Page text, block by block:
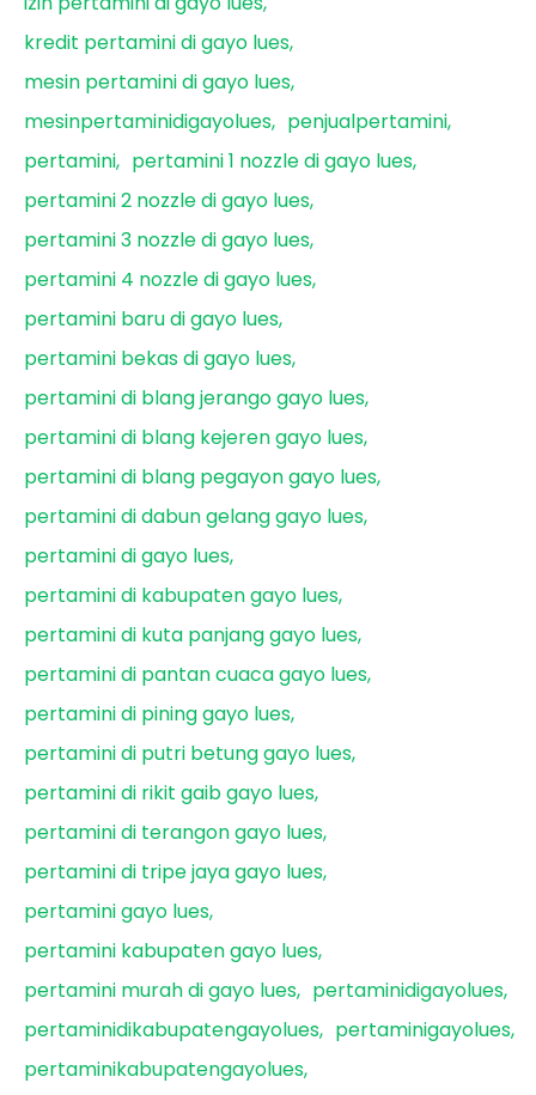
kredit pertamini di gayo lues
mesin pertamini di gayo lues
mesinpertaminidigayolues
penjualpertamini
pertamini
pertamini 1 nozzle di gayo lues
pertamini 2 nozzle di gayo lues
pertamini 3 nozzle di gayo lues
pertamini 4 nozzle di gayo lues
pertamini baru di gayo lues
pertamini bekas di gayo lues
pertamini di blang jerango gayo lues
pertamini di blang kejeren gayo lues
pertamini di blang pegayon gayo lues
pertamini di dabun gelang gayo lues
pertamini di gayo lues
pertamini di kabupaten gayo lues
pertamini di kuta panjang gayo lues
pertamini di pantan cuaca gayo lues
pertamini di pining gayo lues
pertamini di putri betung gayo lues
pertamini di rikit gaib gayo lues
pertamini di terangon gayo lues
pertamini di tripe jaya gayo lues
pertamini gayo lues
pertamini kabupaten gayo lues
pertamini murah di gayo lues
pertaminidigayolues
pertaminidikabupatengayolues
pertaminigayolues
pertaminikabupatengayolues